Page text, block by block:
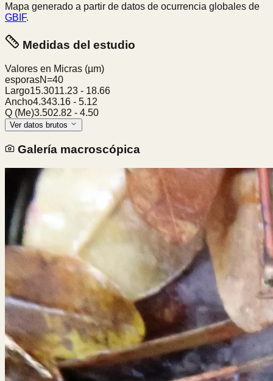
Mapa generado a partir de datos de ocurrencia globales de
GBIF.
Medidas del estudio
Valores en Micras (µm)
esporasN=40
Largo15.3011.23 - 18.66
Ancho4.343.16 - 5.12
Q (Me)3.502.82 - 4.50
Ver datos brutos
Galería macroscópica